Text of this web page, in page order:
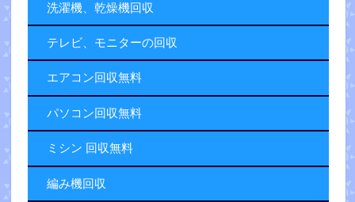
洗濯機、乾燥機回収
テレビ、モニターの回収
エアコン回収無料
パソコン回収無料
ミシン 回収無料
編み機回収